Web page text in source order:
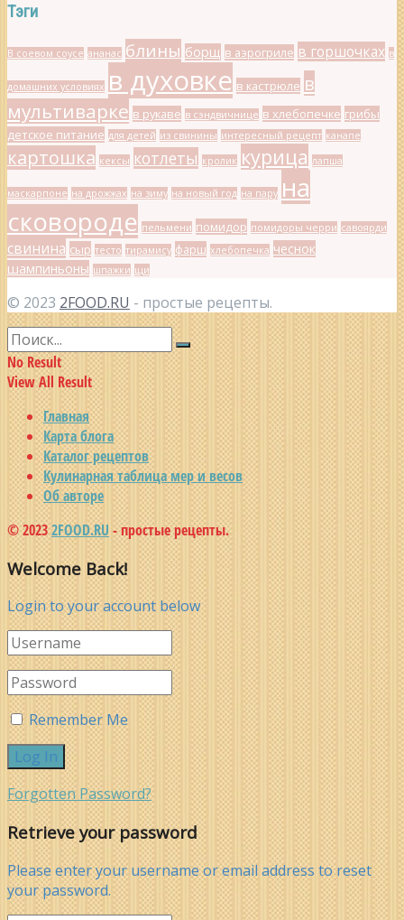
Тэги
В соевом соусе ананас блины борщ в аэрогриле в горшочках в
домашних условиях в духовке в кастрюле в
мультиварке в рукаве в сэндвичнице в хлебопечке грибы
детское питание для детей из свинины интересный рецепт канапе
картошка кексы котлеты кролик курица лапша
маскарпоне на дрожжах на зиму на новый год на пару на
сковороде пельмени помидор помидоры черри савоярди
свинина сыр тесто тирамису фарш хлебопечка чеснок
шампиньоны шпажки щи
© 2023 2FOOD.RU - простые рецепты.
No Result
View All Result
Главная
Карта блога
Каталог рецептов
Кулинарная таблица мер и весов
Об авторе
© 20232FOOD.RU - простые рецепты.
Welcome Back!
Login to your account below
Remember Me
Forgotten Password?
Retrieve your password
Please enter your username or email address to reset
your password.